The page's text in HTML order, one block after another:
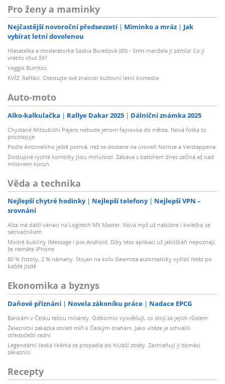
Pro ženy a maminky
Nejčastější novoroční předsevzetí Miminko a mráz
Jak
vybírat letní dovolenou
Hlasatelka a moderátorka Saskia Burešová (80) - Smrt manžela ji zdrtila! Co jí
vrátilo chuť žít?
Veggie Burritos
KVÍZ: Rafťáci. Otestujte své znalosti kultovní letní komedie
Auto-moto
Alko-kalkulačka Rallye Dakar 2025 Dálniční známka 2025
Chystané Mitsubishi Pajero nebude jenom fajnovka do města. Nová fotka to
prozrazuje
Podle Antonelliho ještě potrvá, než se dostane na úroveň Norrise a Verstappena
Dostupné rychlé kombíky jsou minulostí. Zábava s batohem dnes začíná až nad
milionem korun
Věda a technika
Nejlepší chytré hodinky Nejlepší telefony
Nejlepší VPN –
srovnání
Alza má další variaci na Logitech MX Master. Nová myš už nabídne i kolečko se
setrvačníkem
Modré bubliny iMessage i pro Android. Díky této aplikaci už jablíčkáři nepoznají,
že nemáte iPhone
80 % čistoty, 2 % námahy. Stojan na kolo Gearrista automaticky vyčistí řetěz po
každé jízdě
Ekonomika a byznys
Daňové přiznání Novela zákoníku práce Nadace EPCG
Bankám v Česku tečou miliardy. Odborníci vysvětlují, co stojí za jejich růstem
Železniční zakázka století míří k Českým drahám. Jako vítěze je schválili
středočeští radní
Legendární česká likérka se propadla do hlubší ztráty. Zachraňují ji domácí
zákazníci
Recepty